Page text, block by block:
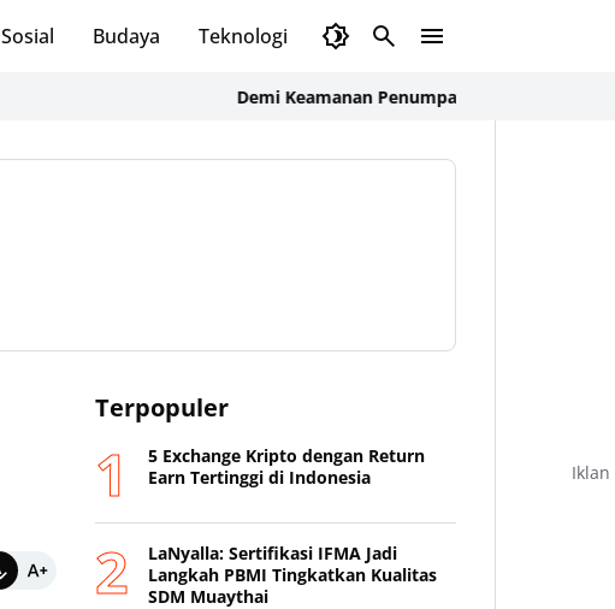
Sosial Budaya Teknologi Olahraga
Demi Keamanan Penumpang, ASDP Terapkan
Terpopuler
5 Exchange Kripto dengan Return
Earn Tertinggi di Indonesia
LaNyalla: Sertifikasi IFMA Jadi
Langkah PBMI Tingkatkan Kualitas
SDM Muaythai
Iklan